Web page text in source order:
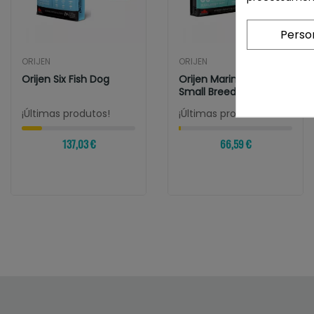
ORIJEN
Orijen Six Fish Dog
¡Últimas produtos!
137,03 €
ORIJEN
Orijen Marine Fish
Small Breed
¡Últimas produtos!
66,59 €